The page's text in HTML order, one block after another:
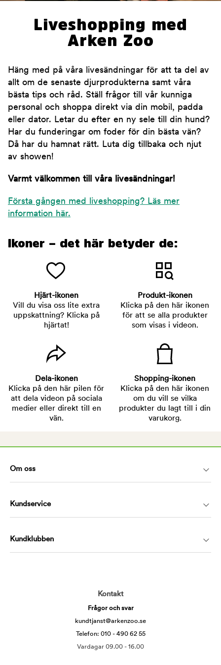
Liveshopping med
Arken Zoo
Häng med på våra livesändningar för att ta del av
allt om de senaste djurprodukterna samt våra
bästa tips och råd. Ställ frågor till vår kunniga
personal och shoppa direkt via din mobil, padda
eller dator. Letar du efter en ny sele till din hund?
Har du funderingar om foder för din bästa vän?
Då har du hamnat rätt. Luta dig tillbaka och njut
av showen!
Varmt välkommen till våra livesändningar!
Första gången med liveshopping? Läs mer
information här.
Ikoner – det här betyder de:
Hjärt-ikonen
Vill du visa oss lite extra
uppskattning? Klicka på
hjärtat!
Produkt-ikonen
Klicka på den här ikonen
för att se alla produkter
som visas i videon.
Dela-ikonen
Klicka på den här pilen för
att dela videon på sociala
medier eller direkt till en
vän.
Shopping-ikonen
Klicka på den här ikonen
om du vill se vilka
produkter du lagt till i din
varukorg.
Om oss
Kundservice
Kundklubben
Kontakt
Frågor och svar
kundtjanst@arkenzoo.se
Telefon: 010 - 490 62 55
Vardagar 09.00 - 16.00